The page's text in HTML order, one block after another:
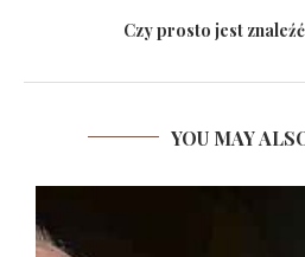
Czy prosto jest
YOU MAY